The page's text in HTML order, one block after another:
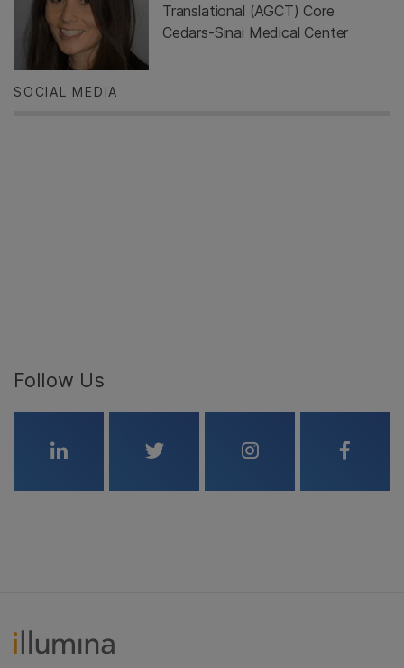
Translational (AGCT) Core
Cedars-Sinai Medical Center
SOCIAL MEDIA
Follow Us
Linkedin Twitter Instagram